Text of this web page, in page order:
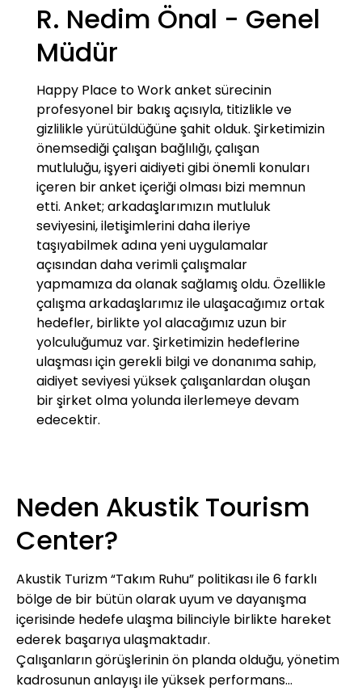
lansmanları, kültür turları ve benzeri
toplantılara profesyonel destek vermiştir.
Akustik sahip olduğu deneyim ve profesyonel
restoran-kulüp rezervasyonları, karşılama-
uğurlama, otomobil-minibüs-otobüs ya da
donanımlı VIP araçlarla transferler, yabancı
dillere hakim kokartlı rehberler ile kültür
turları, karayolu veya deniz turları, macera-
eğlence-hobi aktiviteleri, araç kiralama, lojistik
destek ve güvenlik gibi hizmetleri de tek bir
yapı üzerinden çözmenin avantaj ve rahatlığını
sunmaktadır. Dikkatle planlanmış, prestijli,
başarılı ve ses getiren pek çok organizasyona
imza atmış olan Akustik markası, kemik
kadrosu, tecrübesi ve referanslarıyla müşteri
memnuniyetini her geçen gün artırmaktadır.
R. Nedim Önal - Genel
Müdür
Happy Place to Work anket sürecinin
profesyonel bir bakış açısıyla, titizlikle ve
gizlilikle yürütüldüğüne şahit olduk. Şirketimizin
önemsediği çalışan bağlılığı, çalışan
mutluluğu, işyeri aidiyeti gibi önemli konuları
içeren bir anket içeriği olması bizi memnun
etti. Anket; arkadaşlarımızın mutluluk
seviyesini, iletişimlerini daha ileriye
taşıyabilmek adına yeni uygulamalar
açısından daha verimli çalışmalar
yapmamıza da olanak sağlamış oldu. Özellikle
çalışma arkadaşlarımız ile ulaşacağımız ortak
hedefler, birlikte yol alacağımız uzun bir
yolculuğumuz var. Şirketimizin hedeflerine
ulaşması için gerekli bilgi ve donanıma sahip,
aidiyet seviyesi yüksek çalışanlardan oluşan
bir şirket olma yolunda ilerlemeye devam
edecektir.
Neden Akustik Tourism
Center?
Akustik Turizm “Takım Ruhu” politikası ile 6 farklı
bölge de bir bütün olarak uyum ve dayanışma
içerisinde hedefe ulaşma bilinciyle birlikte hareket
ederek başarıya ulaşmaktadır.
Çalışanların görüşlerinin ön planda olduğu, yönetim
kadrosunun anlayışı ile yüksek performans